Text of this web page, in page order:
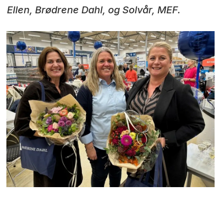
Ellen, Brødrene Dahl, og Solvår, MEF.